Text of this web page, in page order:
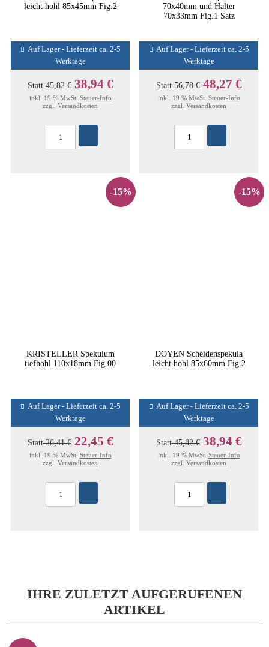
leicht hohl 85x45mm Fig.2
Auf Lager - Lieferzeit ca. 2-5
Werktage
Statt45,82 € 38,94 €
inkl. 19 % MwSt. Steuer-Info
zzgl. Versandkosten
70x40mm und Halter
70x33mm Fig.1 Satz
Auf Lager - Lieferzeit ca. 2-5
Werktage
Statt56,78 € 48,27 €
inkl. 19 % MwSt. Steuer-Info
zzgl. Versandkosten
-15%
KRISTELLER Spekulum
tiefhohl 110x18mm Fig.00
Auf Lager - Lieferzeit ca. 2-5
Werktage
Statt26,41 € 22,45 €
inkl. 19 % MwSt. Steuer-Info
zzgl. Versandkosten
-15%
DOYEN Scheidenspekula
leicht hohl 85x60mm Fig.2
Auf Lager - Lieferzeit ca. 2-5
Werktage
Statt45,82 € 38,94 €
inkl. 19 % MwSt. Steuer-Info
zzgl. Versandkosten
IHRE ZULETZT AUFGERUFENEN
ARTIKEL